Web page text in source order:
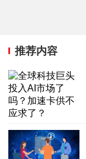
推荐内容